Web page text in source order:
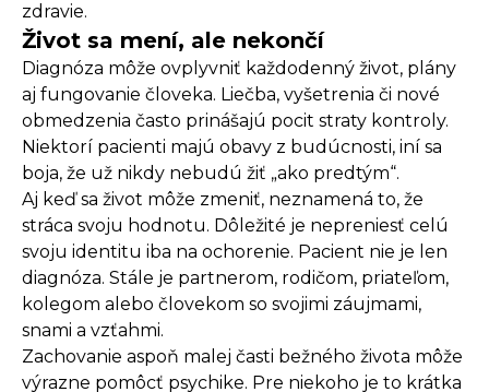
zdravie.
Život sa mení, ale nekončí
Diagnóza môže ovplyvniť každodenný život, plány
aj fungovanie človeka. Liečba, vyšetrenia či nové
obmedzenia často prinášajú pocit straty kontroly.
Niektorí pacienti majú obavy z budúcnosti, iní sa
boja, že už nikdy nebudú žiť „ako predtým“.
Aj keď sa život môže zmeniť, neznamená to, že
stráca svoju hodnotu. Dôležité je nepreniesť celú
svoju identitu iba na ochorenie. Pacient nie je len
diagnóza. Stále je partnerom, rodičom, priateľom,
kolegom alebo človekom so svojimi záujmami,
snami a vzťahmi.
Zachovanie aspoň malej časti bežného života môže
výrazne pomôcť psychike. Pre niekoho je to krátka